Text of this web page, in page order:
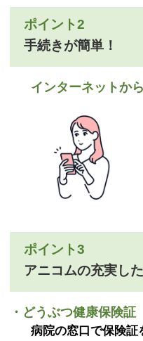
ポイント2
手続きが簡単！
インターネットか
ポイント3
アニコムの充実し
・どうぶつ健康保険証
病院の窓口で保険証